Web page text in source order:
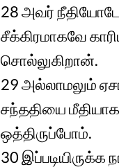
28அவர் நீதியோடே
சீக்கிரமாகவே
சொல்லுகிறான்.
29அல்லாமலும்
சந்ததியை
ஒத்திருப்போம்.
30